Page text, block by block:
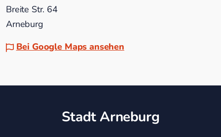
Breite Str. 64
Arneburg
Bei Google Maps ansehen
Stadt Arneburg